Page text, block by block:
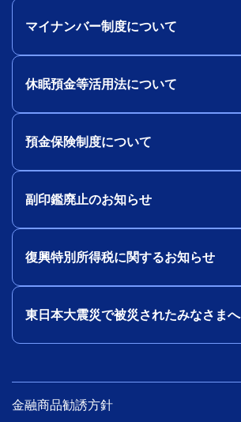
マイナンバー制度について
休眠預金等活用法について
預金保険制度について
副印鑑廃止のお知らせ
復興特別所得税に関するお知らせ
東日本大震災で被災されたみなさまへ
金融商品勧誘方針